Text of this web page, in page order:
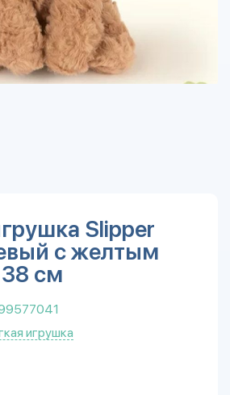
Slipper
с желтым
см
игрушка